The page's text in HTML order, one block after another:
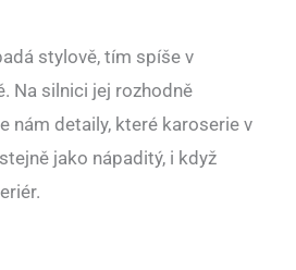
stylově, tím spíše v
Na silnici jej rozhodně
nám detaily, které karoserie v
jako nápaditý, i když